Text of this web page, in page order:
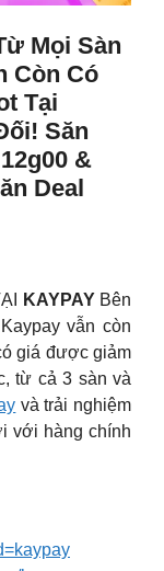
Mọi Sàn
Còn Có
Tại
Săn
&
Deal
KAYPAYBên
vẫn còn
giá được giảm
từ cả 3 sàn và
và trải nghiệm
với hàng chính